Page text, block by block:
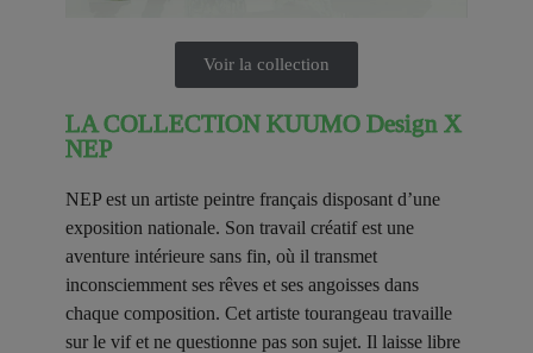
Voir la collection
LA COLLECTION KUUMO Design X
NEP
NEP est un artiste peintre français disposant d’une
exposition nationale. Son travail créatif est une
aventure intérieure sans fin, où il transmet
inconsciemment ses rêves et ses angoisses dans
chaque composition. Cet artiste tourangeau travaille
sur le vif et ne questionne pas son sujet. Il laisse libre